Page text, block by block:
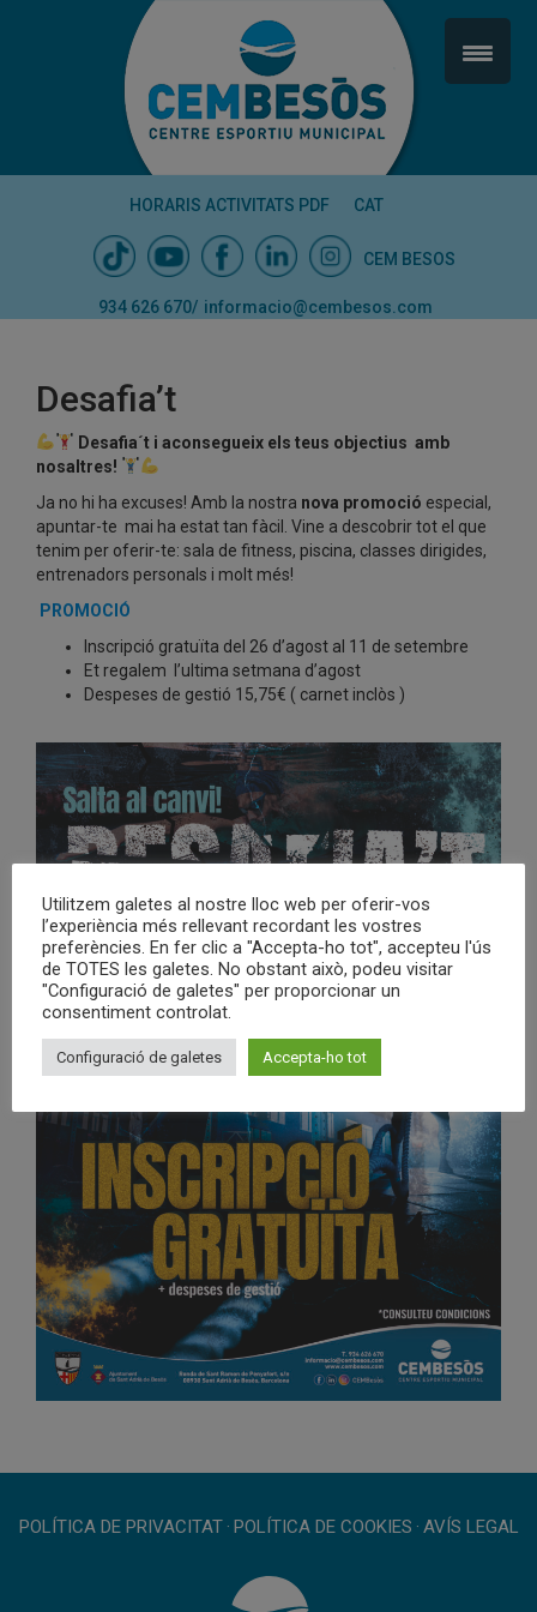
HORARIS ACTIVITATS PDF CAT
CEM BESOS
934 626 670/ informacio@cembesos.com
Desafia’t
Desafia´t i aconsegueix els teus objectius amb
nosaltres!
Ja no hi ha excuses! Amb la nostra nova promoció especial,
apuntar-te mai ha estat tan fàcil. Vine a descobrir tot el que
tenim per oferir-te: sala de fitness, piscina, classes dirigides,
entrenadors personals i molt més!
PROMOCIÓ
Inscripció gratuïta del 26 d’agost al 11 de setembre
Et regalem l’ultima setmana d’agost
Despeses de gestió 15,75€ ( carnet inclòs )
POLÍTICA DE PRIVACITAT · POLÍTICA DE COOKIES · AVÍS LEGAL
Utilitzem galetes al nostre lloc web per oferir-vos
l’experiència més rellevant recordant les vostres
preferències. En fer clic a "Accepta-ho tot", accepteu l'ús
de TOTES les galetes. No obstant això, podeu visitar
"Configuració de galetes" per proporcionar un
consentiment controlat.
Configuració de galetes Accepta-ho tot